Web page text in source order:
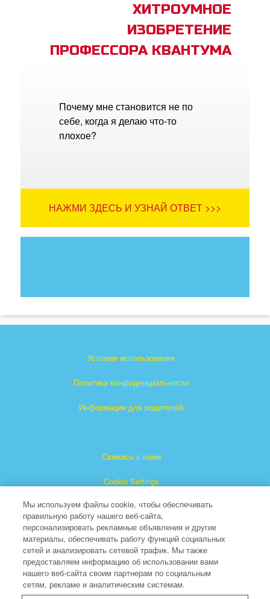
ХИТРОУМНОЕ
ИЗОБРЕТЕНИЕ
ПРОФЕССОРА КВАНТУМА
Почему мне становится не по
себе, когда я делаю что-то
плохое?
НАЖМИ ЗДЕСЬ И УЗНАЙ ОТВЕТ >>>
Условия использования
Политика конфиденциальности
Информация для родителей
Свяжись с нами
Cookie Settings
"Суперкнига" является зарегистрированной торговой
маркой The Christian Broadcasting Network, Inc.
Мы используем файлы cookie, чтобы обеспечивать
правильную работу нашего веб-сайта,
персонализировать рекламные объявления и другие
материалы, обеспечивать работу функций социальных
сетей и анализировать сетевой трафик. Мы также
предоставляем информацию об использовании вами
нашего веб-сайта своим партнерам по социальным
сетям, рекламе и аналитическим системам.